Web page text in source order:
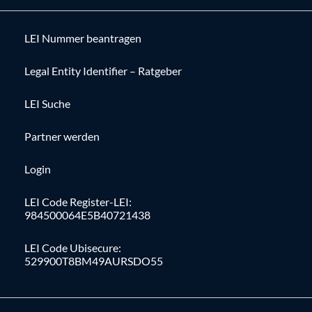
LEI Nummer beantragen
Legal Entity Identifier – Ratgeber
LEI Suche
Partner werden
Login
LEI Code Register-LEI:
984500064E5B40721438
LEI Code Ubisecure:
529900T8BM49AURSDO55